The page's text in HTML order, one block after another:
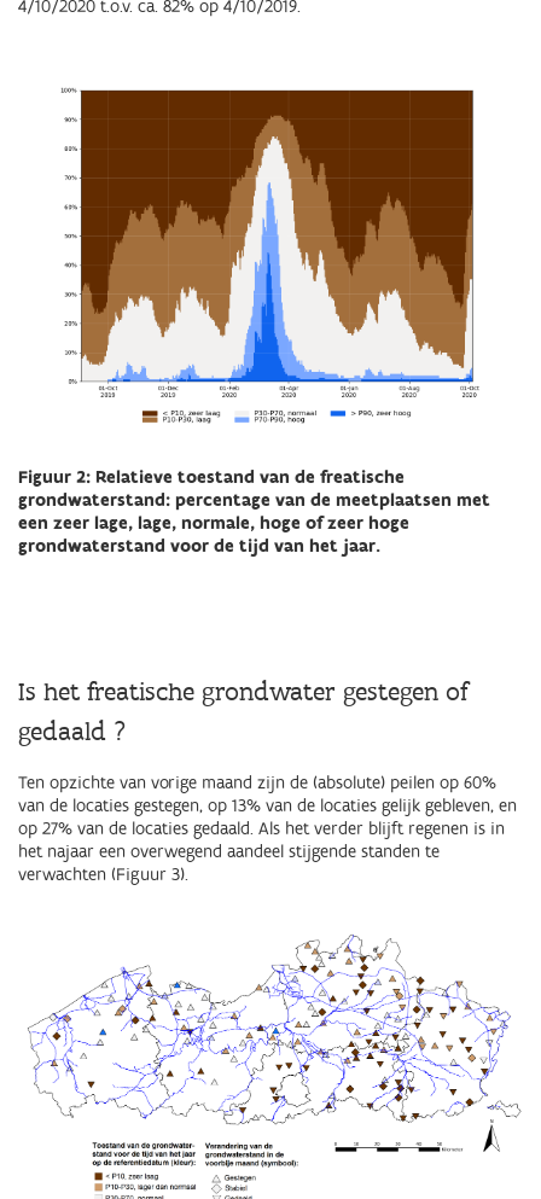
4/10/2020 t.o.v. ca. 82% op 4/10/2019.
Figuur 2: Relatieve toestand van de freatische
grondwaterstand: percentage van de meetplaatsen met
een zeer lage, lage, normale, hoge of zeer hoge
grondwaterstand voor de tijd van het jaar.
Is het freatische grondwater gestegen of
gedaald ?
Ten opzichte van vorige maand zijn de (absolute) peilen op 60%
van de locaties gestegen, op 13% van de locaties gelijk gebleven, en
op 27% van de locaties gedaald. Als het verder blijft regenen is in
het najaar een overwegend aandeel stijgende standen te
verwachten (Figuur 3).